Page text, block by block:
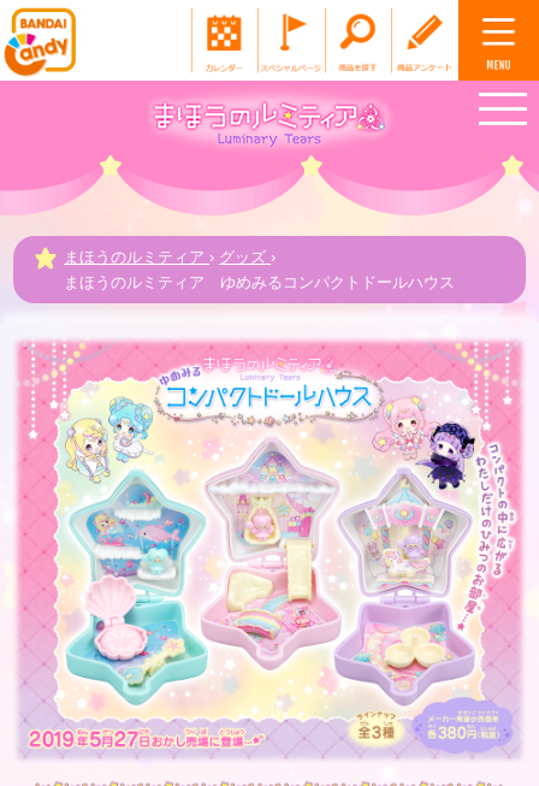
まほうのルミティア › グッズ ›
まほうのルミティア ゆめみるコンパクトドールハウス